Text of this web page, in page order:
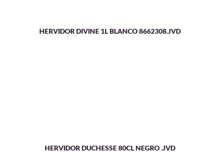
HERVIDOR DIVINE 1L BLANCO 8662308.JVD
HERVIDOR DUCHESSE 80CL NEGRO .JVD